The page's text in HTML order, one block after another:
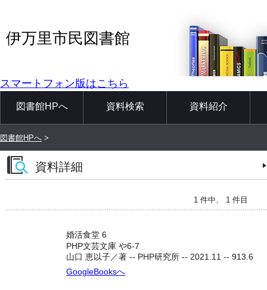
伊万里市民図書館
スマートフォン版はこちら
図書館HPへ 資料検索 資料紹介
図書館HPへ >
資料詳細
1 件中、 1 件目
婚活食堂 6
PHP文芸文庫 や6-7
山口 恵以子／著 -- PHP研究所 -- 2021.11 -- 913.6
GoogleBooksへ